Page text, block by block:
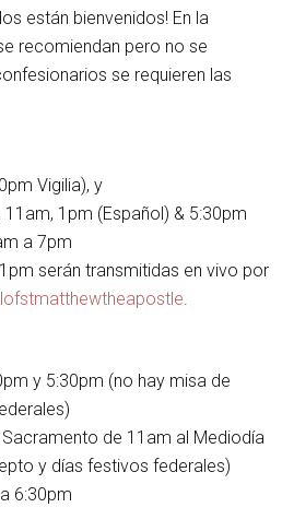
están bienvenidos! En la
recomiendan pero no se
se requieren las
Vigilia), y
1pm (Español) & 5:30pm
a 7pm
serán transmitidas en vivo por
.
y 5:30pm (no hay misa de
de 11am al Mediodía
y días festivos federales)
6:30pm